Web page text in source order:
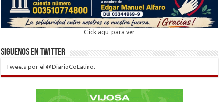
Click aqui para ver
Siguenos en twitter
Tweets por el @DiarioCoLatino.